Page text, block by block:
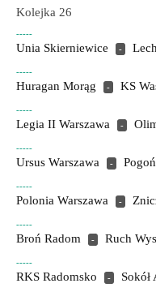
Kolejka 26
-----
Unia Skierniewice -
-----
Huragan Morąg - KS
-----
Legia II Warszawa -
-----
Ursus Warszawa -
-----
Polonia Warszawa -
-----
Broń Radom - Ruch
-----
RKS Radomsko -